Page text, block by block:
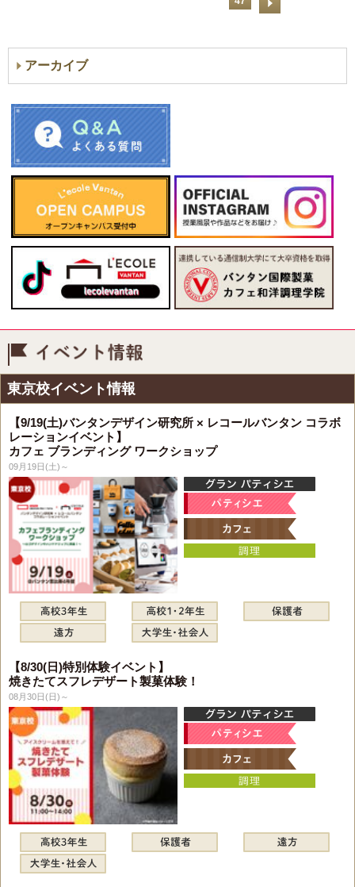
アーカイブ
東京校イベント情報
【9/19(土)バンタンデザイン研究所 × レコールバンタン コラボ
レーションイベント】
カフェ ブランディング ワークショップ
09月19日(土)～
【8/30(日)特別体験イベント】
焼きたてスフレデザート製菓体験！
08月30日(日)～